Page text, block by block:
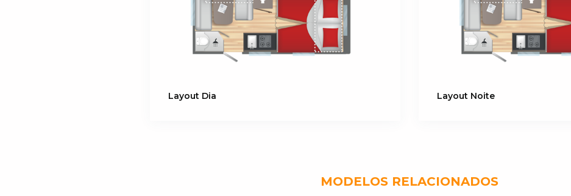
Layout Dia Layout Noite
MODELOS RELACIONADOS